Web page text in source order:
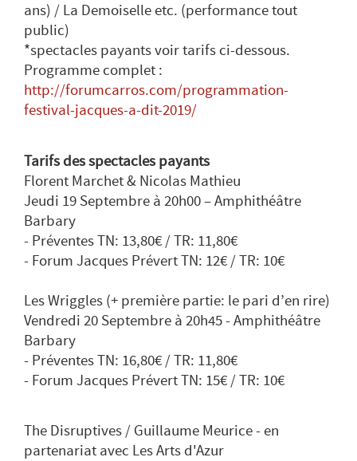
ans) / La Demoiselle etc. (performance tout
public)
*spectacles payants voir tarifs ci-dessous.
Programme complet :
http://forumcarros.com/programmation-
festival-jacques-a-dit-2019/
Tarifs des spectacles payants
Florent Marchet & Nicolas Mathieu
Jeudi 19 Septembre à 20h00 – Amphithéâtre
Barbary
- Préventes TN: 13,80€ / TR: 11,80€
- Forum Jacques Prévert TN: 12€ / TR: 10€
Les Wriggles (+ première partie: le pari d’en rire)
Vendredi 20 Septembre à 20h45 - Amphithéâtre
Barbary
- Préventes TN: 16,80€ / TR: 11,80€
- Forum Jacques Prévert TN: 15€ / TR: 10€
The Disruptives / Guillaume Meurice - en
partenariat avec Les Arts d'Azur